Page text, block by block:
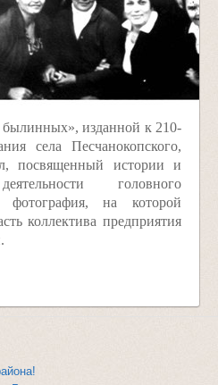
изданной к 210-
села Песчанокопского,
посвященный истории и
головного
фотография, на которой
коллектива предприятия